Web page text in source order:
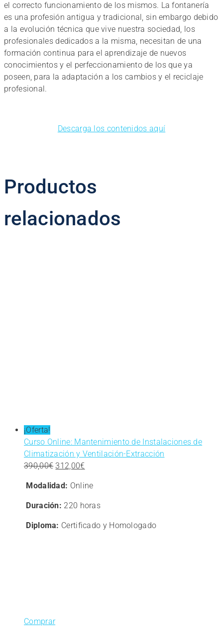
el correcto funcionamiento de los mismos. La fontanería
es una profesión antigua y tradicional, sin embargo debido
a la evolución técnica que vive nuestra sociedad, los
profesionales dedicados a la misma, necesitan de una
formación continua para el aprendizaje de nuevos
conocimientos y el perfeccionamiento de los que ya
poseen, para la adaptación a los cambios y el reciclaje
profesional.
Descarga los contenidos aquí
Productos
relacionados
¡Oferta!
Curso Online: Mantenimiento de Instalaciones de
Climatización y Ventilación-Extracción
390,00€ El
original
era:
312,00€
actual
Modalidad: Online
Duración: 220 horas
Diploma: Certificado y Homologado
Comprar